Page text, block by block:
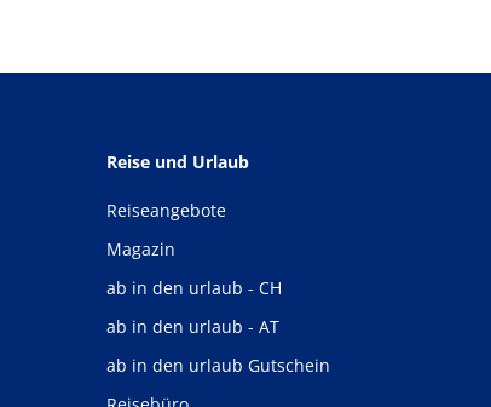
Reise und Urlaub
Reiseangebote
Magazin
ab in den urlaub - CH
ab in den urlaub - AT
ab in den urlaub Gutschein